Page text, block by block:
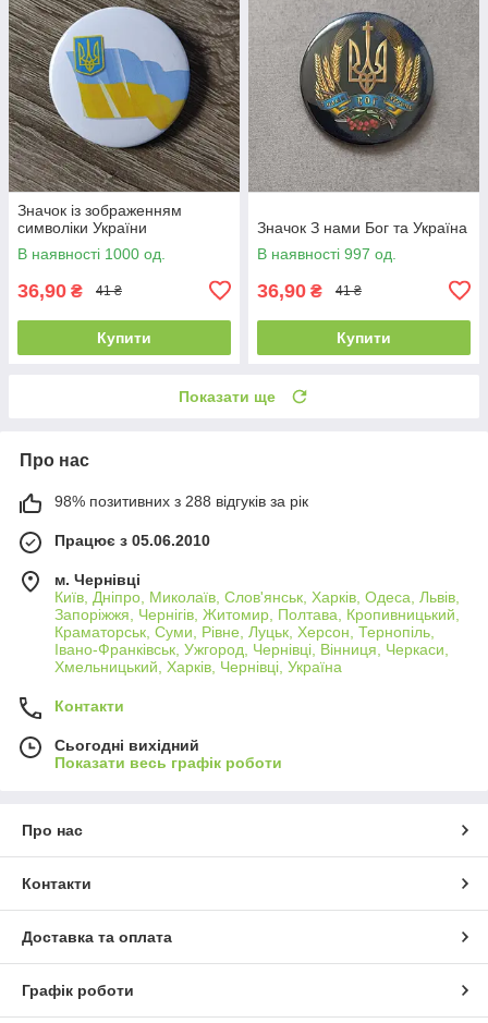
Значок із зображенням
символіки України
В наявності 1000 од.
36,90 ₴ 41 ₴
Купити
Значок З нами Бог та Україна
В наявності 997 од.
36,90 ₴ 41 ₴
Купити
Показати ще
Про нас
98% позитивних з 288 відгуків за рік
Працює з 05.06.2010
м. Чернівці
Київ, Дніпро, Миколаїв, Слов'янськ, Харків, Одеса, Львів,
Запоріжжя, Чернігів, Житомир, Полтава, Кропивницький,
Краматорськ, Суми, Рівне, Луцьк, Херсон, Тернопіль,
Івано-Франківськ, Ужгород, Чернівці, Вінниця, Черкаси,
Хмельницький, Харків, Чернівці, Україна
Контакти
Сьогодні вихідний
Показати весь графік роботи
Про нас
Контакти
Доставка та оплата
Графік роботи